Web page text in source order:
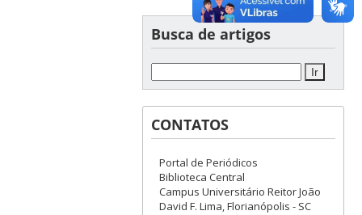
Busca de artigos
CONTATOS
Portal de Periódicos
Biblioteca Central
Campus Universitário Reitor João
David F. Lima, Florianópolis - SC